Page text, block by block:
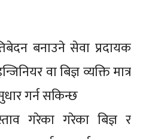
बनाउने सेवा प्रदायक
वा बिज्ञ व्यक्ति मात्र
गर्न सकिन्छ
गरेका गरेका बिज्ञ र